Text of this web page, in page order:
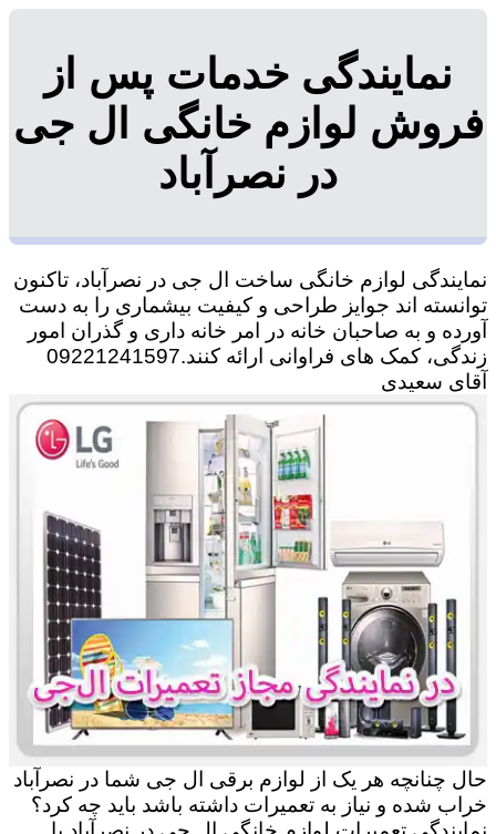
نمایندگی خدمات پس از
فروش لوازم خانگی ال جی
در نصرآباد
نمایندگی لوازم خانگی ساخت ال جی در نصرآباد، تاکنون
توانسته اند جوایز طراحی و کیفیت بیشماری را به دست
آورده و به صاحبان خانه در امر خانه داری و گذران امور
زندگی، کمک های فراوانی ارائه کنند.09221241597
آقای سعیدی
حال چنانچه هر یک از لوازم برقی ال جی شما در نصرآباد
خراب شده و نیاز به تعمیرات داشته باشد باید چه کرد؟